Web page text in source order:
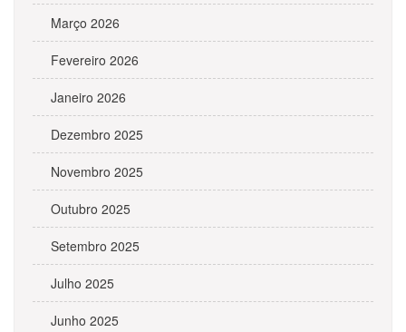
Março 2026
Fevereiro 2026
Janeiro 2026
Dezembro 2025
Novembro 2025
Outubro 2025
Setembro 2025
Julho 2025
Junho 2025